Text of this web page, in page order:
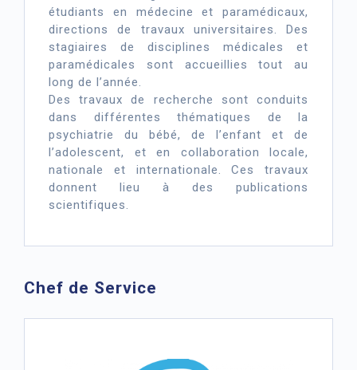
étudiants en médecine et paramédicaux,
directions de travaux universitaires. Des
stagiaires de disciplines médicales et
paramédicales sont accueillies tout au
long de l’année.
Des travaux de recherche sont conduits
dans différentes thématiques de la
psychiatrie du bébé, de l’enfant et de
l’adolescent, et en collaboration locale,
nationale et internationale. Ces travaux
donnent lieu à des publications
scientifiques.
Chef de Service